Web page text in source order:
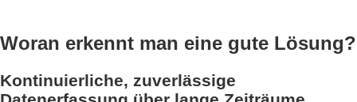
Woran erkennt man eine gute Lösung?
Kontinuierliche, zuverlässige